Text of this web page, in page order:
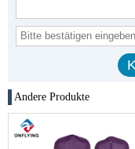
Andere Produkte